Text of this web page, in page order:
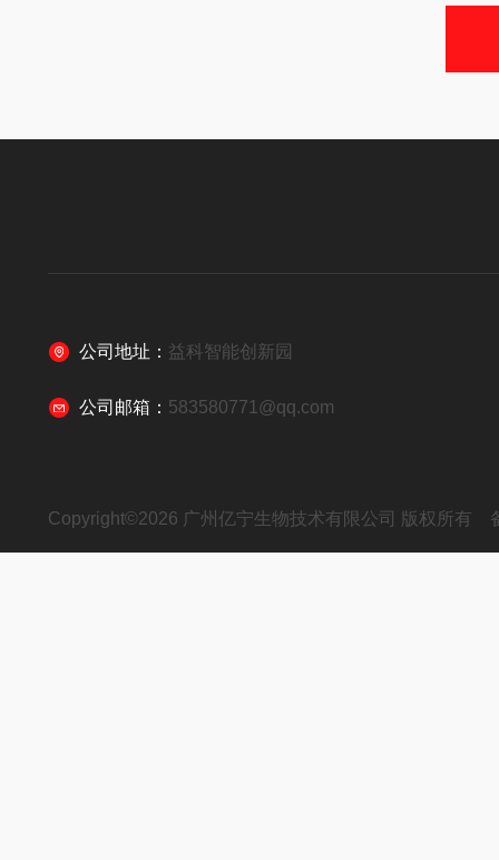
公司地址： 益科智能创新园
公司邮箱： 583580771@qq.com
Copyright©2026 广州亿宁生物技术有限公司 版权所有